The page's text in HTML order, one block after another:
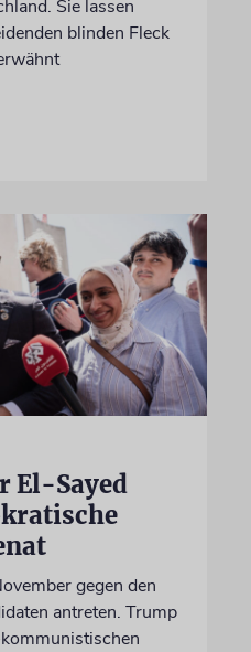
Sie lassen
blinden Fleck
Sayed
gegen den
antreten. Trump